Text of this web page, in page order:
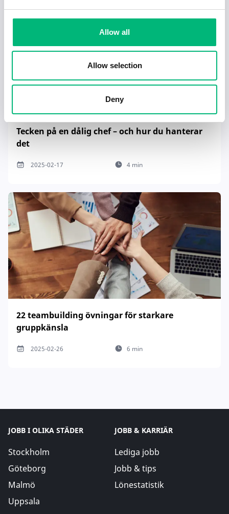
Allow all
Allow selection
Deny
Tecken på en dålig chef – och hur du hanterar
det
2025-02-17 4 min
22 teambuilding övningar för starkare
gruppkänsla
2025-02-26 6 min
JOBB I OLIKA STÄDER
Stockholm
Göteborg
Malmö
Uppsala
JOBB & KARRIÄR
Lediga jobb
Jobb & tips
Lönestatistik